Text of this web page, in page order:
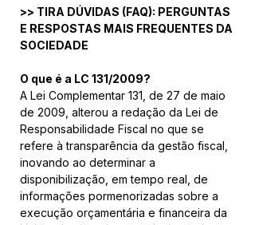
>> TIRA DÚVIDAS (FAQ): PERGUNTAS
E RESPOSTAS MAIS FREQUENTES DA
SOCIEDADE
O que é a LC 131/2009?
A Lei Complementar 131, de 27 de maio
de 2009, alterou a redação da Lei de
Responsabilidade Fiscal no que se
refere à transparência da gestão fiscal,
inovando ao determinar a
disponibilização, em tempo real, de
informações pormenorizadas sobre a
execução orçamentária e financeira da